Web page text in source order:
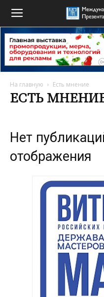
На главную Есть мнение
ЕСТЬ
Нет
отображения